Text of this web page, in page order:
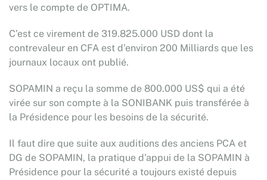
vers le compte de OPTIMA.
C’est ce virement de 319.825.000 USD dont la
contrevaleur en CFA est d’environ 200 Milliards que les
journaux locaux ont publié.
SOPAMIN a reçu la somme de 800.000 US$ qui a été
virée sur son compte à la SONIBANK puis transférée à
la Présidence pour les besoins de la sécurité.
Il faut dire que suite aux auditions des anciens PCA et
DG de SOPAMIN, la pratique d’appui de la SOPAMIN à
Présidence pour la sécurité a toujours existé depuis